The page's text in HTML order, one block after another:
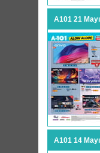
A101 21
A101 14